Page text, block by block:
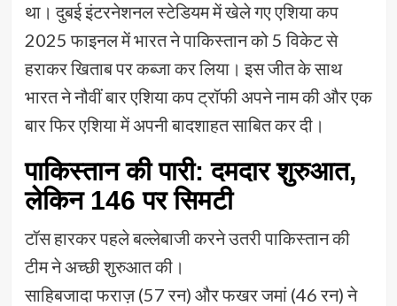
था। दुबई इंटरनेशनल स्टेडियम में खेले गए एशिया कप
2025 फाइनल में भारत ने पाकिस्तान को 5 विकेट से
हराकर खिताब पर कब्जा कर लिया। इस जीत के साथ
भारत ने नौवीं बार एशिया कप ट्रॉफी अपने नाम की और एक
बार फिर एशिया में अपनी बादशाहत साबित कर दी।
पाकिस्तान की पारी: दमदार शुरुआत,
लेकिन 146 पर सिमटी
टॉस हारकर पहले बल्लेबाजी करने उतरी पाकिस्तान की
टीम ने अच्छी शुरुआत की।
साहिबजादा फराज़ (57 रन) और फखर जमां (46 रन) ने